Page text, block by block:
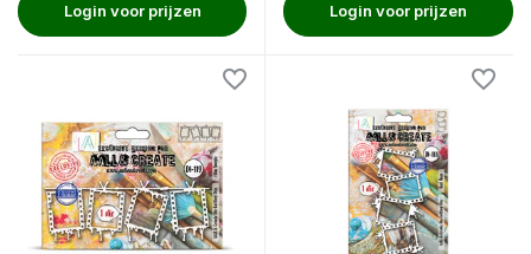
Login voor prijzen Login voor prijzen